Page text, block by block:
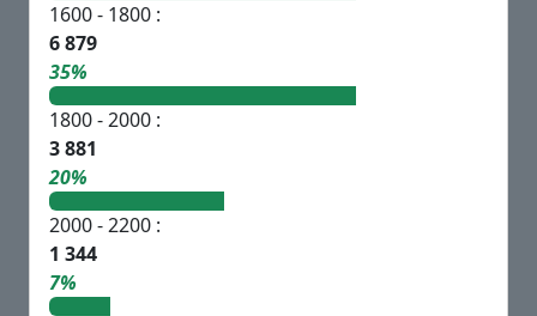
1600 - 1800 :
6 879
35%
1800 - 2000 :
3 881
20%
2000 - 2200 :
1 344
7%